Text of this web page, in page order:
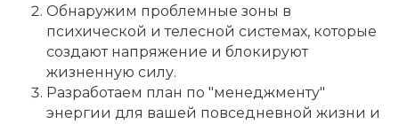
Обнаружим проблемные зоны в
психической и телесной системах, которые
создают напряжение и блокируют
жизненную силу.
Разработаем план по "менеджменту"
энергии для вашей повседневной жизни и